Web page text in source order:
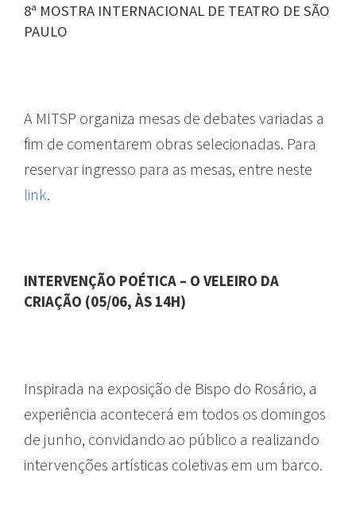
8ª MOSTRA INTERNACIONAL DE TEATRO DE SÃO
PAULO
A MITSP organiza mesas de debates variadas a
fim de comentarem obras selecionadas. Para
reservar ingresso para as mesas, entre neste
link.
INTERVENÇÃO POÉTICA – O VELEIRO DA
CRIAÇÃO (05/06, ÀS 14H)
Inspirada na exposição de Bispo do Rosário, a
experiência acontecerá em todos os domingos
de junho, convidando ao público a realizando
intervenções artísticas coletivas em um barco.